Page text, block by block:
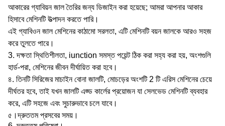
আকারের গ্যাবিয়ন জাল তৈরির জন্য ডিজাইন করা হয়েছে; আমরা আপনার আকার
হিসাবে মেশিনটি উত্পাদন করতে পারি।
এই গ্যাবিওন জাল মেশিনের কাঠামো সরলতা, এটি মেশিনটি বয়ন জালকে আরও সহজ
করে তুলতে পারে।
3. দক্ষতা স্থিতিশীলতা, iunction সমস্ত পয়েন্ট ঠিক করা সহ্য করা হয়, অংশগুলি
হার্ড-পরা, মেশিনের জীবন দীর্ঘায়িত করা হবে।
৪. তিনটি সিরিজের মাচাইন বোনা জালটি, মোচড়ের অংশটি 2 টি এরিস মেশিনের চেয়ে
দীর্ঘতর হবে, তাই যখন জালটি এজ্ড কার্লের প্রয়োজন যা সেলভেড মেশিনটি ব্যবহার
করে, এটি সহজে এবং সুচারুভাবে চলে যাবে।
৫।দ্রুততম প্রসবের সময়।